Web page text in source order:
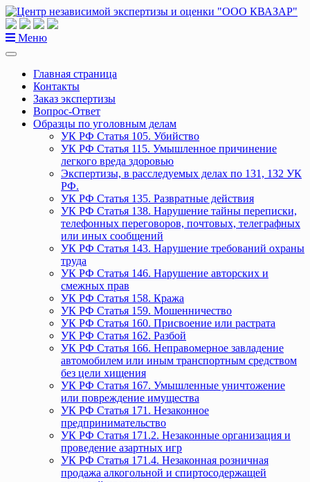
Перейти
к
содержанию
Меню
Главная страница
Контакты
Заказ экспертизы
Вопрос-Ответ
Образцы по уголовным делам
УК РФ Статья 105. Убийство
УК РФ Статья 115. Умышленное причинение
легкого вреда здоровью
Экспертизы, в расследуемых делах по 131, 132 УК
РФ.
УК РФ Статья 135. Развратные действия
УК РФ Статья 138. Нарушение тайны переписки,
телефонных переговоров, почтовых, телеграфных
или иных сообщений
УК РФ Статья 143. Нарушение требований охраны
труда
УК РФ Статья 146. Нарушение авторских и
смежных прав
УК РФ Статья 158. Кража
УК РФ Статья 159. Мошенничество
УК РФ Статья 160. Присвоение или растрата
УК РФ Статья 162. Разбой
УК РФ Статья 166. Неправомерное завладение
автомобилем или иным транспортным средством
без цели хищения
УК РФ Статья 167. Умышленные уничтожение
или повреждение имущества
УК РФ Статья 171. Незаконное
предпринимательство
УК РФ Статья 171.2. Незаконные организация и
проведение азартных игр
УК РФ Статья 171.4. Незаконная розничная
продажа алкогольной и спиртосодержащей